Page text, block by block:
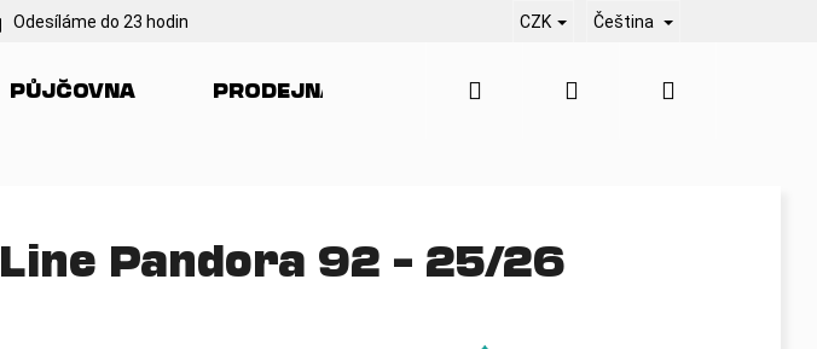
Odesíláme do 23 hodin CZK Čeština
PŮJČOVNA PRODEJNA SERVIS KONTAKT
Hledat PřihlášeníNákupní
Line Pandora 92 – 25/26